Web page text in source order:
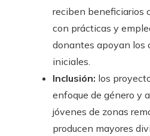
reciben beneficiarios
con prácticas y
donantes apoyan los
iniciales.
Inclusión: los
enfoque de género y
jóvenes de zonas
producen mayores